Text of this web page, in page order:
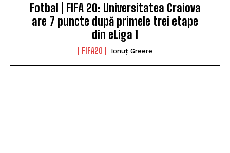
Fotbal | FIFA 20: Universitatea Craiova
are 7 puncte după primele trei etape
din eLiga 1
FIFA20 Ionuț Greere